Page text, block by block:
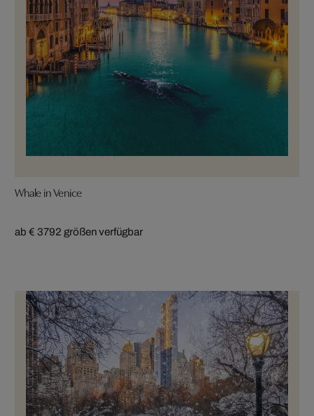
Whale in Venice
ab € 3792 größen verfügbar